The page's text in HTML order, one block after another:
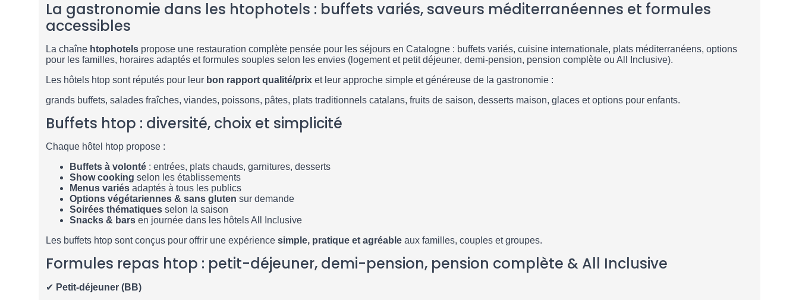
La gastronomie dans les htophotels : buffets variés, saveurs méditerranéennes et formules
accessibles
La chaîne htophotels propose une restauration complète pensée pour les séjours en Catalogne : buffets variés, cuisine internationale, plats méditerranéens, options
pour les familles, horaires adaptés et formules souples selon les envies (logement et petit déjeuner, demi-pension, pension complète ou All Inclusive).
Les hôtels htop sont réputés pour leur bon rapport qualité/prix et leur approche simple et généreuse de la gastronomie :
grands buffets, salades fraîches, viandes, poissons, pâtes, plats traditionnels catalans, fruits de saison, desserts maison, glaces et options pour enfants.
Buffets htop : diversité, choix et simplicité
Chaque hôtel htop propose :
Buffets à volonté : entrées, plats chauds, garnitures, desserts
Show cooking selon les établissements
Menus variés adaptés à tous les publics
Options végétariennes & sans gluten sur demande
Soirées thématiques selon la saison
Snacks & bars en journée dans les hôtels All Inclusive
Les buffets htop sont conçus pour offrir une expérience simple, pratique et agréable aux familles, couples et groupes.
Formules repas htop : petit-déjeuner, demi-pension, pension complète & All Inclusive
✔ Petit-déjeuner (BB)